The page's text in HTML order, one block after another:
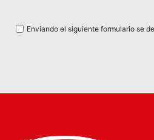
Enviando el siguiente formulario se